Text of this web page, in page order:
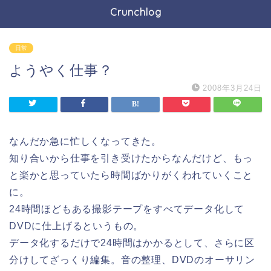
Crunchlog
日常
ようやく仕事？
2008年3月24日
なんだか急に忙しくなってきた。
知り合いから仕事を引き受けたからなんだけど、もっ
と楽かと思っていたら時間ばかりがくわれていくこと
に。
24時間ほどもある撮影テープをすべてデータ化して
DVDに仕上げるというもの。
データ化するだけで24時間はかかるとして、さらに区
分けしてざっくり編集。音の整理、DVDのオーサリン